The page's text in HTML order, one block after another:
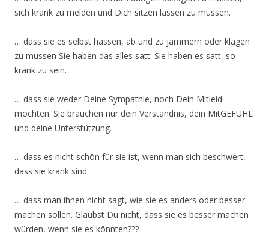
sich krank zu melden und Dich sitzen lassen zu müssen.
… dass sie es selbst hassen, ab und zu jammern oder klagen
zu müssen Sie haben das alles satt. Sie haben es satt, so
krank zu sein.
… dass sie weder Deine Sympathie, noch Dein Mitleid
möchten. Sie brauchen nur dein Verständnis, dein MitGEFÜHL
und deine Unterstützung.
… dass es nicht schön für sie ist, wenn man sich beschwert,
dass sie krank sind.
… dass man ihnen nicht sagt, wie sie es anders oder besser
machen sollen. Glaubst Du nicht, dass sie es besser machen
würden, wenn sie es könnten???